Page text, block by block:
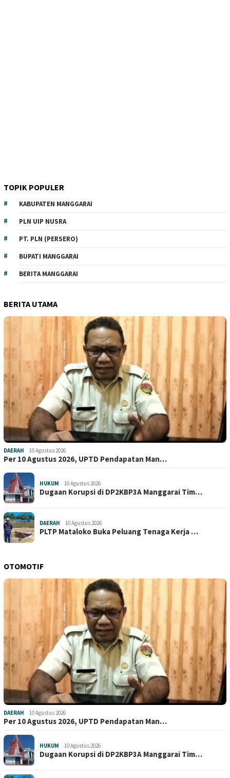
TOPIK POPULER
KABUPATEN MANGGARAI
PLN UIP NUSRA
PT. PLN (PERSERO)
BUPATI MANGGARAI
BERITA MANGGARAI
BERITA UTAMA
DAERAH 10 Agustus 2026
Per 10 Agustus 2026, UPTD Pendapatan Man…
HUKUM 10 Agustus 2026
Dugaan Korupsi di DP2KBP3A Manggarai Tim…
DAERAH 10 Agustus 2026
PLTP Mataloko Buka Peluang Tenaga Kerja …
OTOMOTIF
DAERAH 10 Agustus 2026
Per 10 Agustus 2026, UPTD Pendapatan Man…
HUKUM 10 Agustus 2026
Dugaan Korupsi di DP2KBP3A Manggarai Tim…